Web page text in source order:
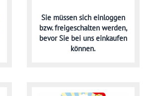
Sie müssen sich einloggen
bzw. freigeschalten werden,
bevor Sie bei uns einkaufen
können.